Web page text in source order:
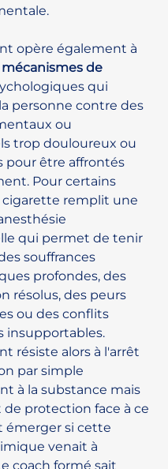
opère également à
mécanismes de
qui
personne contre des
ou
trop douloureux ou
pour être affrontés
Pour certains
cigarette remplit une
qui permet de tenir
souffrances
profondes, des
résolus, des peurs
ou des conflits
insupportables.
résiste alors à l'arrêt
par simple
à la substance mais
protection face à ce
émerger si cette
venait à
coach formé sait